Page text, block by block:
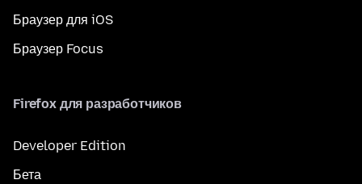
Браузер для iOS
Браузер Focus
Firefox для разработчиков
Developer Edition
Бета